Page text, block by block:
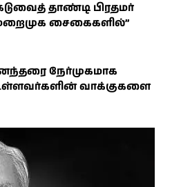
தாண்டி பிரதமர்
சைகைகளில்’’
நேர்முகமாக
உள்ளவர்களின் வாக்குகளை